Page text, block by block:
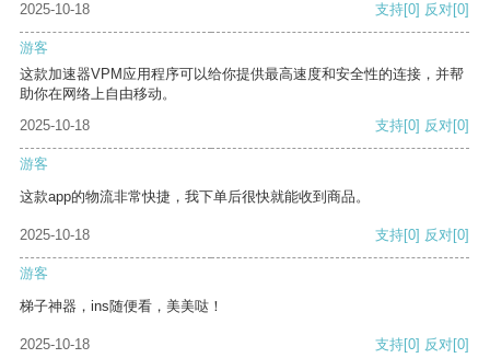
2025-10-18
支持[0] 反对[0]
游客
这款加速器VPM应用程序可以给你提供最高速度和安全性的连接，并帮
助你在网络上自由移动。
2025-10-18
支持[0] 反对[0]
游客
这款app的物流非常快捷，我下单后很快就能收到商品。
2025-10-18 支持[0] 反对[0]
游客
梯子神器，ins随便看，美美哒！
2025-10-18 支持[0] 反对[0]